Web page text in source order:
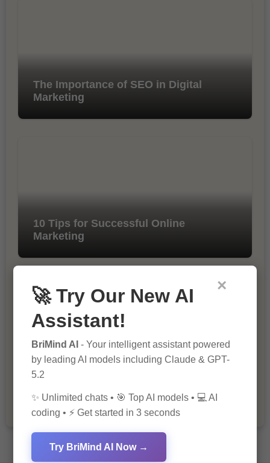
The Importance of SEO in Digital
Marketing
10 Tips for Successful Online
Marketing
The Importance of Fathers and Mothers
in a Child’s Life
×
🚀 Try Our New AI
Assistant!
BriMind AI - Your intelligent assistant powered
by leading AI models including Claude & GPT-
5.2
✨ Unlimited chats • 🎯 Top AI models • 💻 AI
coding • ⚡ Get started in 3 seconds
Try BriMind AI Now →